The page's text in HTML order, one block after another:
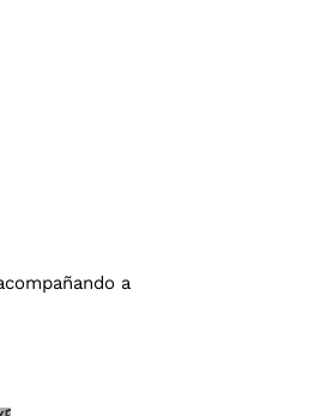
a